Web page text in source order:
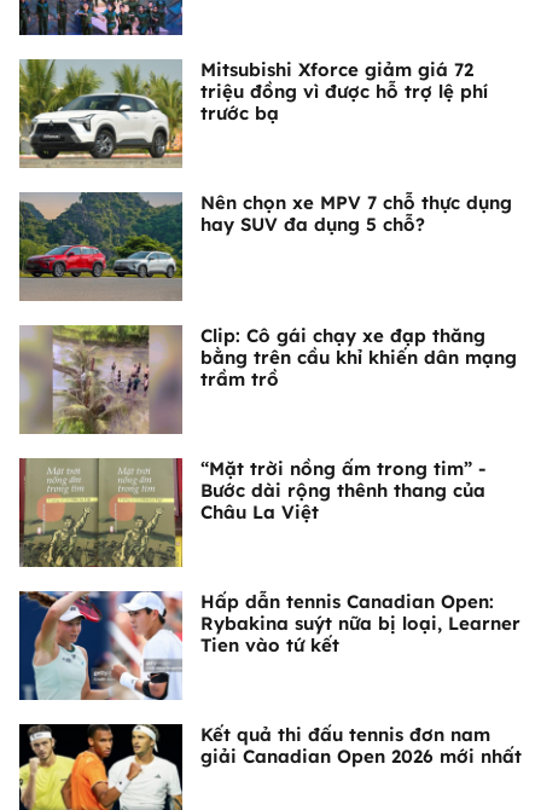
Mitsubishi Xforce giảm giá 72
triệu đồng vì được hỗ trợ lệ phí
trước bạ
Nên chọn xe MPV 7 chỗ thực dụng
hay SUV đa dụng 5 chỗ?
Clip: Cô gái chạy xe đạp thăng
bằng trên cầu khỉ khiến dân mạng
trầm trồ
“Mặt trời nồng ấm trong tim” -
Bước dài rộng thênh thang của
Châu La Việt
Hấp dẫn tennis Canadian Open:
Rybakina suýt nữa bị loại, Learner
Tien vào tứ kết
Kết quả thi đấu tennis đơn nam
giải Canadian Open 2026 mới nhất